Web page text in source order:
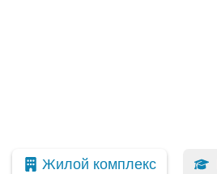
Жилой комплекс